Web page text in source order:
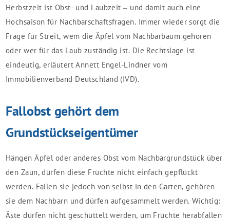
Herbstzeit ist Obst- und Laubzeit – und damit auch eine
Hochsaison für Nachbarschaftsfragen. Immer wieder sorgt die
Frage für Streit, wem die Äpfel vom Nachbarbaum gehören
oder wer für das Laub zuständig ist. Die Rechtslage ist
eindeutig, erläutert Annett Engel-Lindner vom
Immobilienverband Deutschland (IVD).
Fallobst gehört dem
Grundstückseigentümer
Hängen Äpfel oder anderes Obst vom Nachbargrundstück über
den Zaun, dürfen diese Früchte nicht einfach gepflückt
werden. Fallen sie jedoch von selbst in den Garten, gehören
sie dem Nachbarn und dürfen aufgesammelt werden. Wichtig:
Äste dürfen nicht geschüttelt werden, um Früchte herabfallen